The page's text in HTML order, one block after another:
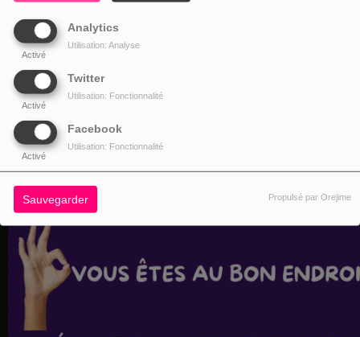
Analytics
Activé
Utilisation: Analyse
Twitter
Activé
Utilisation: Fonctionnalité
Facebook
Activé
Utilisation: Fonctionnalité
Sauvegarder Propulsé par Orejime